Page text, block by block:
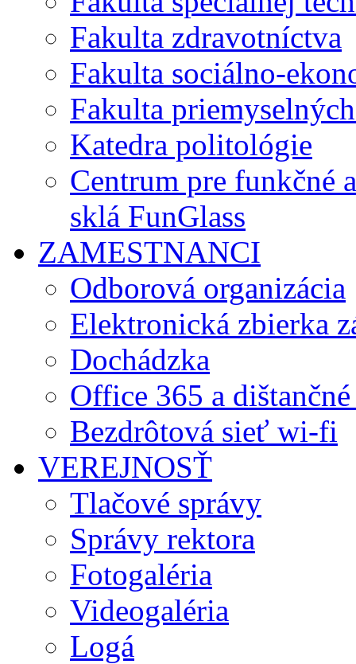
Fakulta zdravotníctva
Fakulta sociálno-
Fakulta
Katedra politológie
Centrum pre funkčné
sklá FunGlass
ZAMESTNANCI
Odborová organizácia
Elektronická zbierka
Dochádzka
Office 365 a
Bezdrôtová sieť wi-fi
VEREJNOSŤ
Tlačové správy
Správy rektora
Fotogaléria
Videogaléria
Logá